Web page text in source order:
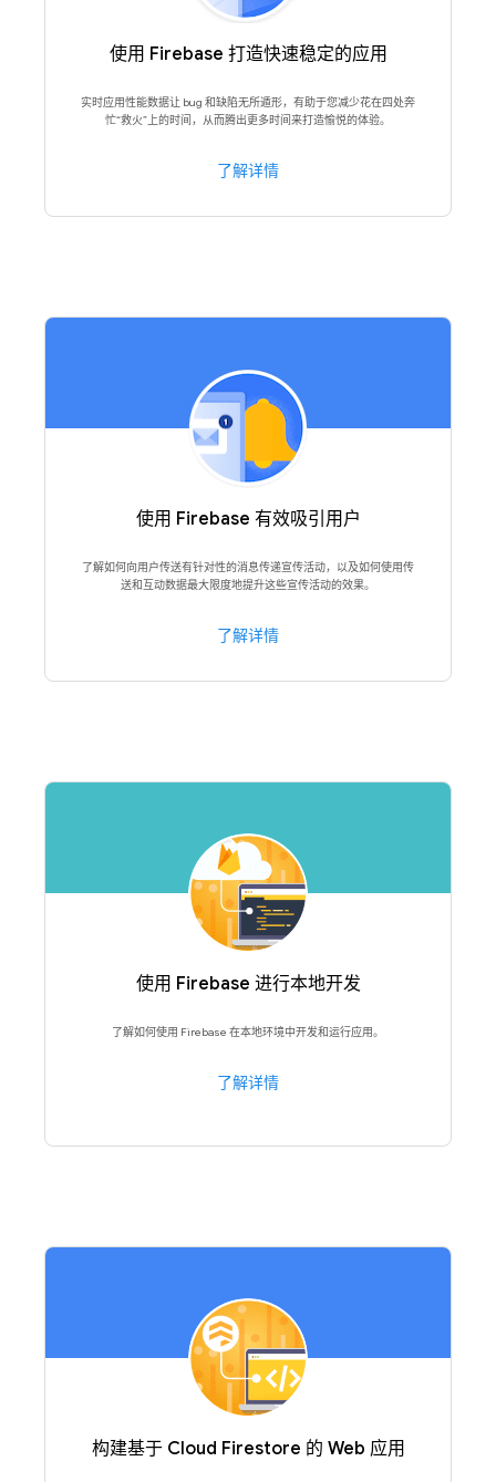
使用 Firebase 打造快速稳定的应用
实时应用性能数据让 bug 和缺陷无所遁形，有助于您减少花在四处奔
忙“救火”上的时间，从而腾出更多时间来打造愉悦的体验。
了解详情
使用 Firebase 有效吸引用户
了解如何向用户传送有针对性的消息传递宣传活动，以及如何使用传
送和互动数据最大限度地提升这些宣传活动的效果。
了解详情
使用 Firebase 进行本地开发
了解如何使用 Firebase 在本地环境中开发和运行应用。
了解详情
构建基于 Cloud Firestore 的 Web 应用